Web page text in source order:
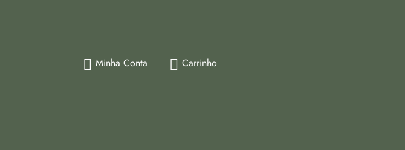
Minha Conta Carrinho